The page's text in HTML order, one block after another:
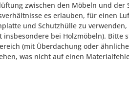
zwischen den Möbeln und
es erlauben, für einen
und Schutzhülle zu
bei Holzmöbeln). Bitte
(mit Überdachung oder
was nicht auf einen